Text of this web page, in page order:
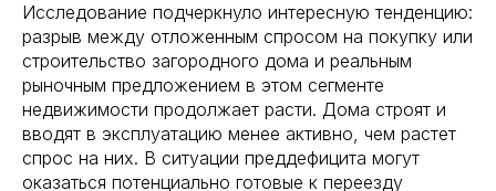
Исследование подчеркнуло интересную тенденцию:
разрыв между отложенным спросом на покупку или
строительство загородного дома и реальным
рыночным предложением в этом сегменте
недвижимости продолжает расти. Дома строят и
вводят в эксплуатацию менее активно, чем растет
спрос на них. В ситуации преддефицита могут
оказаться потенциально готовые к переезду